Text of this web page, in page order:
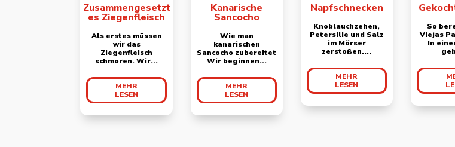
Zusammengesetzt
es Ziegenfleisch
Als erstes müssen
wir das
Ziegenfleisch
schmoren. Wir...
MEHR
LESEN
Kanarische
Sancocho
Wie man
kanarischen
Sancocho zubereitet
Wir beginnen...
MEHR
LESEN
Napfschnecken
Knoblauchzehen,
Petersilie und Salz
im Mörser
zerstoßen....
MEHR
LESEN
So
Viejas
In